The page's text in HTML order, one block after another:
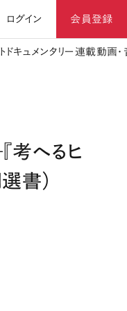
ログイン 会員登録
ドキュメンタリー 連載動画
考へるヒ
書）